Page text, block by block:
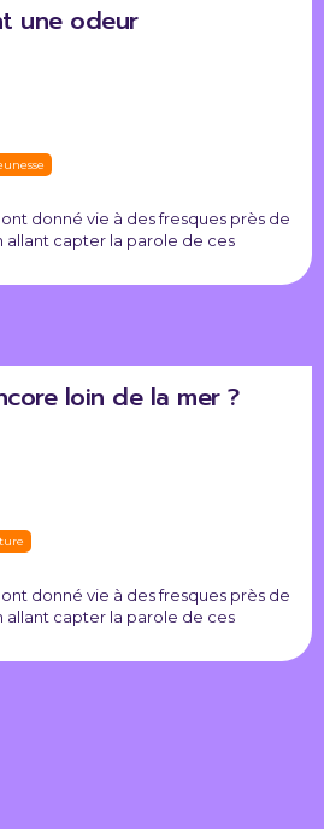
une odeur
donné vie à des fresques près de
allant capter la parole de ces
loin de la mer ?
donné vie à des fresques près de
allant capter la parole de ces